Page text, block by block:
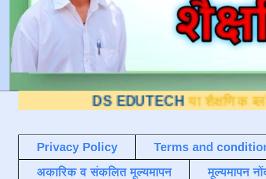
DS EDUTECH या शैक्षणिक ब्लॉगवर
Privacy Policy
Terms and
अकारिक व संकलित मूल्यमापन
मूल्यमापन